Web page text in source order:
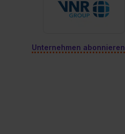
Unternehmen abonnieren